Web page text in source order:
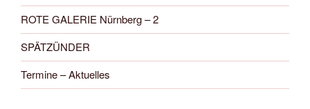
ROTE GALERIE Nürnberg – 2
SPÄTZÜNDER
Termine – Aktuelles